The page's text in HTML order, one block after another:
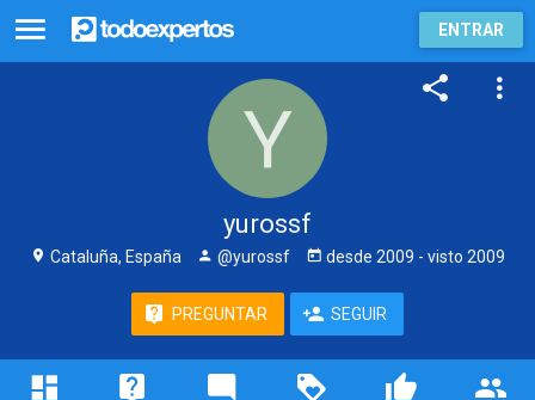
ENTRAR
yurossf
Cataluña, España @yurossf desde 2009 - visto 2009
PREGUNTAR SEGUIR